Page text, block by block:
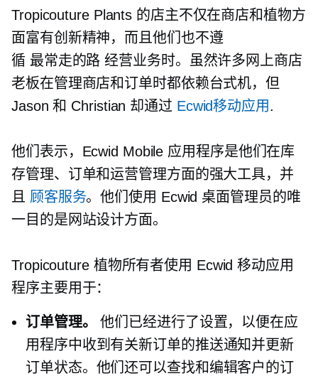
Tropicouture Plants 的店主不仅在商店和植物方
面富有创新精神，而且他们也不遵
循 最常走的路 经营业务时。虽然许多网上商店
老板在管理商店和订单时都依赖台式机，但
Jason 和 Christian 却通过 Ecwid移动应用.
他们表示，Ecwid Mobile 应用程序是他们在库
存管理、订单和运营管理方面的强大工具，并
且 顾客服务。他们使用 Ecwid 桌面管理员的唯
一目的是网站设计方面。
Tropicouture 植物所有者使用 Ecwid 移动应用
程序主要用于：
订单管理。
他们已经进行了设置，以便在应
用程序中收到有关新订单的推送通知并更新
订单状态。他们还可以查找和编辑客户的订